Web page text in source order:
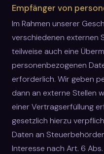
Empfänger von
Im Rahmen unserer
verschiedenen externen
teilweise auch eine
personenbezogenen
erforderlich. Wir geben
dann an externe Stellen
einer Vertragserfüllung
gesetzlich hierzu
Daten an
Interesse nach Art. 6